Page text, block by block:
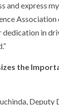
and express
Association
dedication in
the